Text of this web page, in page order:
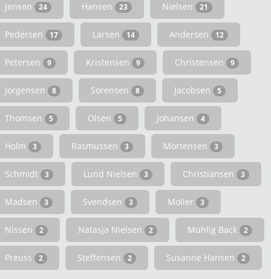
Jensen 24 Hansen 23 Nielsen 21
Pedersen 17 Larsen 14 Andersen 12
Petersen 9 Kristensen 9 Christensen 9
Jorgensen 8 Sorensen 8 Jacobsen 5
Thomsen 5 Olsen 5 Johansen 4
Holm 3 Rasmussen 3 Mortensen 3
Schmidt 3 Lund Nielsen 3 Christiansen 3
Madsen 3 Svendsen 3 Moller 3
Nissen 2 Natasja Nielsen 2 Mühlig Back 2
Preuss 2 Steffensen 2 Susanne Hansen 2